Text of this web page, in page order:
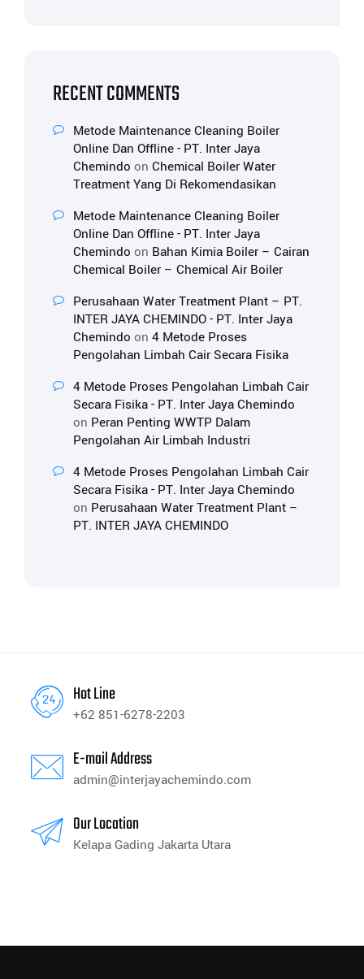
RECENT COMMENTS
Metode Maintenance Cleaning Boiler
Online Dan Offline - PT. Inter Jaya
Chemindo on Chemical Boiler Water
Treatment Yang Di Rekomendasikan
Metode Maintenance Cleaning Boiler
Online Dan Offline - PT. Inter Jaya
Chemindo on Bahan Kimia Boiler – Cairan
Chemical Boiler – Chemical Air Boiler
Perusahaan Water Treatment Plant – PT.
INTER JAYA CHEMINDO - PT. Inter Jaya
Chemindo on 4 Metode Proses
Pengolahan Limbah Cair Secara Fisika
4 Metode Proses Pengolahan Limbah Cair
Secara Fisika - PT. Inter Jaya Chemindo
on Peran Penting WWTP Dalam
Pengolahan Air Limbah Industri
4 Metode Proses Pengolahan Limbah Cair
Secara Fisika - PT. Inter Jaya Chemindo
on Perusahaan Water Treatment Plant –
PT. INTER JAYA CHEMINDO
Hot Line
+62 851-6278-2203
E-mail Address
admin@interjayachemindo.com
Our Location
Kelapa Gading Jakarta Utara